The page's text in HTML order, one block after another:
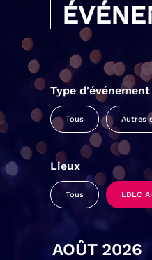
Type d'événement
Tous Autres
Lieux
Tous LDLC
AOÛT 2026